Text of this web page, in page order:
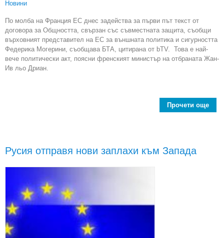
Новини
По молба на Франция ЕС днес задейства за първи път текст от
договора за Общността, свързан със съвместната защита, съобщи
върховният представител на ЕС за външната политика и сигурността
Федерика Могерини, съобщава БТА, цитирана от bTV. Това е най-
вече политически акт, поясни френският министър на отбраната Жан-
Ив льо Дриан.
Прочети още
Русия отправя нови заплахи към Запада